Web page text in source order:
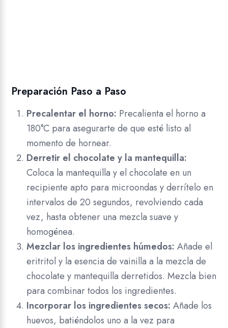
Preparación Paso a Paso
Precalentar el horno: Precalienta el horno a
180°C para asegurarte de que esté listo al
momento de hornear.
Derretir el chocolate y la mantequilla:
Coloca la mantequilla y el chocolate en un
recipiente apto para microondas y derrítelo en
intervalos de 20 segundos, revolviendo cada
vez, hasta obtener una mezcla suave y
homogénea.
Mezclar los ingredientes húmedos: Añade el
eritritol y la esencia de vainilla a la mezcla de
chocolate y mantequilla derretidos. Mezcla bien
para combinar todos los ingredientes.
Incorporar los ingredientes secos: Añade los
huevos, batiéndolos uno a la vez para